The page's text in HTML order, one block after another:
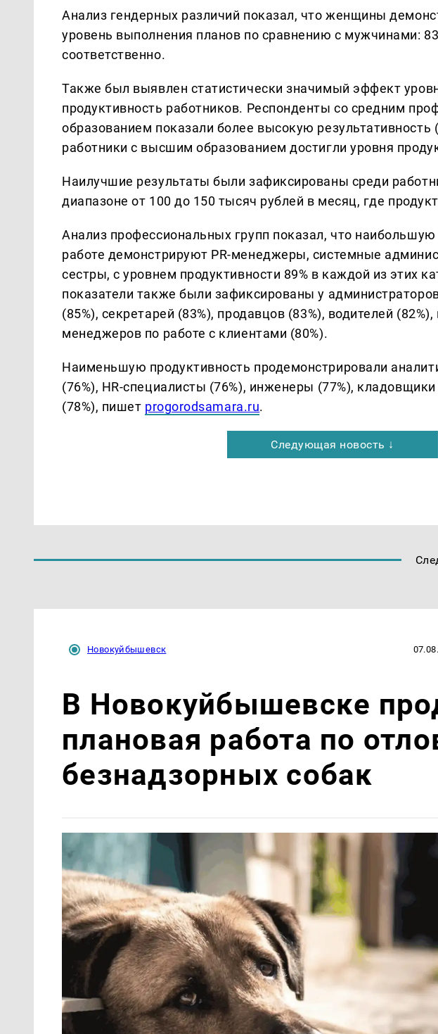
Анализ гендерных различий показал, что женщины
уровень выполнения планов по сравнению с мужчинами:
соответственно.
Также был выявлен статистически значимый эффект
продуктивность работников. Респонденты со средним
образованием показали более высокую результативность
работники с высшим образованием достигли уровня
Наилучшие результаты были зафиксированы среди
диапазоне от 100 до 150 тысяч рублей в месяц, где
Анализ профессиональных групп показал, что наибольшую
работе демонстрируют PR-менеджеры, системные
сестры, с уровнем продуктивности 89% в каждой из этих
показатели также были зафиксированы у
(85%), секретарей (83%), продавцов (83%), водителей (82%),
менеджеров по работе с клиентами (80%).
Наименьшую продуктивность продемонстрировали
(76%), HR-специалисты (76%), инженеры (77%),
(78%), пишет progorodsamara.ru.
Следующая новость ↓
Новокуйбышевск
В Новокуйбышевске
плановая работа по
безнадзорных собак